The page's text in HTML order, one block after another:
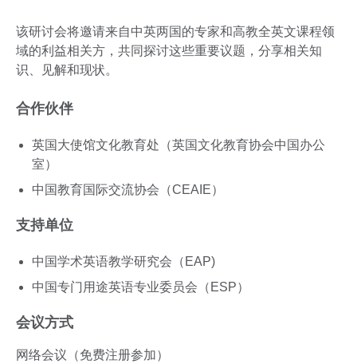
该研讨会将邀请来自中英两国的专家和高教全英文课程领
域的利益相关方，共同探讨这些重要议题，分享相关知
识、见解和现状。
合作伙伴
英国大使馆文化教育处（英国文化教育协会中国办公
室）
中国教育国际交流协会（CEAIE）
支持单位
中国学术英语教学研究会（EAP)
中国专门用途英语专业委员会（ESP）
会议方式
网络会议（免费注册参加）